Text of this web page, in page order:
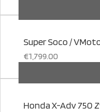
Super Soco /
€1,799.00
Honda X-Adv 750